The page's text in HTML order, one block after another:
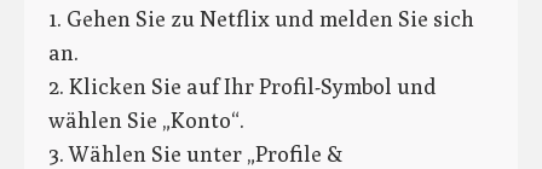
1. Gehen Sie zu Netflix und melden Sie sich
an.
2. Klicken Sie auf Ihr Profil-Symbol und
wählen Sie „Konto“.
3. Wählen Sie unter „Profile &